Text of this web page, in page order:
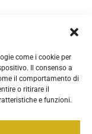
come i cookie per
Il consenso a
il comportamento di
o ritirare il
e funzioni.